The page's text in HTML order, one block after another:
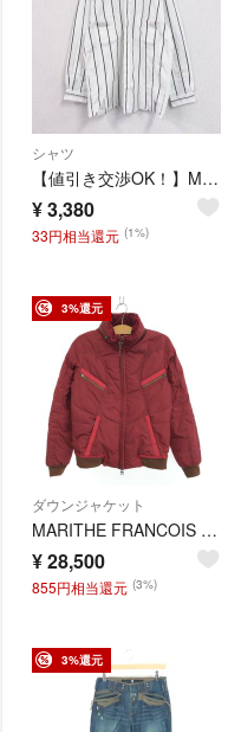
シャツ
【値引き交渉OK！】MARITHE FRANCE GIRBAUD マリテフランソワジルボー 長袖ストライプシャツ 白 ホワイト 48サイズ 古着
¥3,380
33円相当還元 (1%)
3%還元
ダウンジャケット
MARITHE FRANCOIS GIRBAUD マリテフランソワジルボー ダウンジャケット サイズ:M レッド メンズ / 240001207753
¥28,500
855円相当還元 (3%)
3%還元